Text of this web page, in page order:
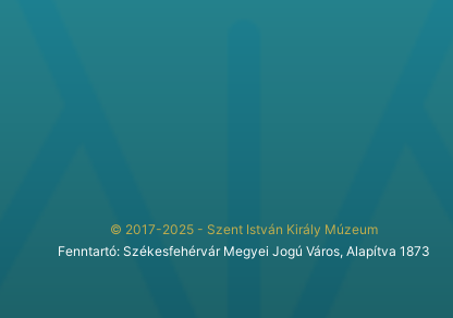
© 2017-2025 - Szent István Király Múzeum
Fenntartó: Székesfehérvár Megyei Jogú Város, Alapítva 1873